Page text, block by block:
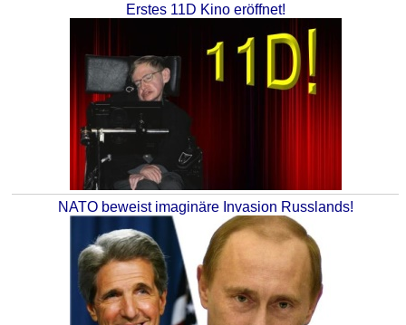
Erstes 11D Kino eröffnet!
NATO beweist imaginäre Invasion Russlands!